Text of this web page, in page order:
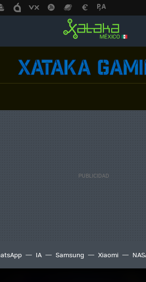
IA Samsung Xiaomi